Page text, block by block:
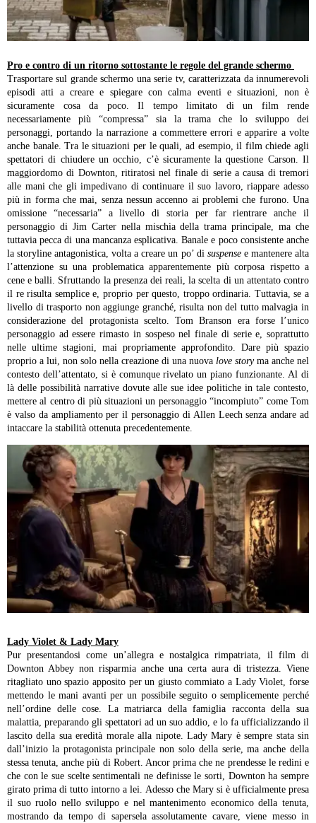
Pro e contro di un ritorno sottostante le regole del grande schermo
Trasportare sul grande schermo una serie tv, caratterizzata da innumerevoli
episodi atti a creare e spiegare con calma eventi e situazioni, non è
sicuramente cosa da poco. Il tempo limitato di un film rende
necessariamente più “compressa” sia la trama che lo sviluppo dei
personaggi, portando la narrazione a commettere errori e apparire a volte
anche banale. Tra le situazioni per le quali, ad esempio, il film chiede agli
spettatori di chiudere un occhio, c’è sicuramente la questione Carson. Il
maggiordomo di Downton, ritiratosi nel finale di serie a causa di tremori
alle mani che gli impedivano di continuare il suo lavoro, riappare adesso
più in forma che mai, senza nessun accenno ai problemi che furono. Una
omissione “necessaria” a livello di storia per far rientrare anche il
personaggio di Jim Carter nella mischia della trama principale, ma che
tuttavia pecca di una mancanza esplicativa. Banale e poco consistente anche
la storyline antagonistica, volta a creare un po’ di suspense e mantenere alta
l’attenzione su una problematica apparentemente più corposa rispetto a
cene e balli. Sfruttando la presenza dei reali, la scelta di un attentato contro
il re risulta semplice e, proprio per questo, troppo ordinaria. Tuttavia, se a
livello di trasporto non aggiunge granché, risulta non del tutto malvagia in
considerazione del protagonista scelto. Tom Branson era forse l’unico
personaggio ad essere rimasto in sospeso nel finale di serie e, soprattutto
nelle ultime stagioni, mai propriamente approfondito. Dare più spazio
proprio a lui, non solo nella creazione di una nuova love storyma anche nel
contesto dell’attentato, si è comunque rivelato un piano funzionante. Al di
là delle possibilità narrative dovute alle sue idee politiche in tale contesto,
mettere al centro di più situazioni un personaggio “incompiuto” come Tom
è valso da ampliamento per il personaggio di Allen Leech senza andare ad
intaccare la stabilità ottenuta precedentemente.
Lady Violet & Lady Mary
Pur presentandosi come un’allegra e nostalgica rimpatriata, il film di
Downton Abbey non risparmia anche una certa aura di tristezza. Viene
ritagliato uno spazio apposito per un giusto commiato a Lady Violet, forse
mettendo le mani avanti per un possibile seguito o semplicemente perché
nell’ordine delle cose. La matriarca della famiglia racconta della sua
malattia, preparando gli spettatori ad un suo addio, e lo fa ufficializzando il
lascito della sua eredità morale alla nipote. Lady Mary è sempre stata sin
dall’inizio la protagonista principale non solo della serie, ma anche della
stessa tenuta, anche più di Robert. Ancor prima che ne prendesse le redini e
che con le sue scelte sentimentali ne definisse le sorti, Downton ha sempre
girato prima di tutto intorno a lei. Adesso che Mary si è ufficialmente presa
il suo ruolo nello sviluppo e nel mantenimento economico della tenuta,
mostrando da tempo di sapersela assolutamente cavare, viene messo in